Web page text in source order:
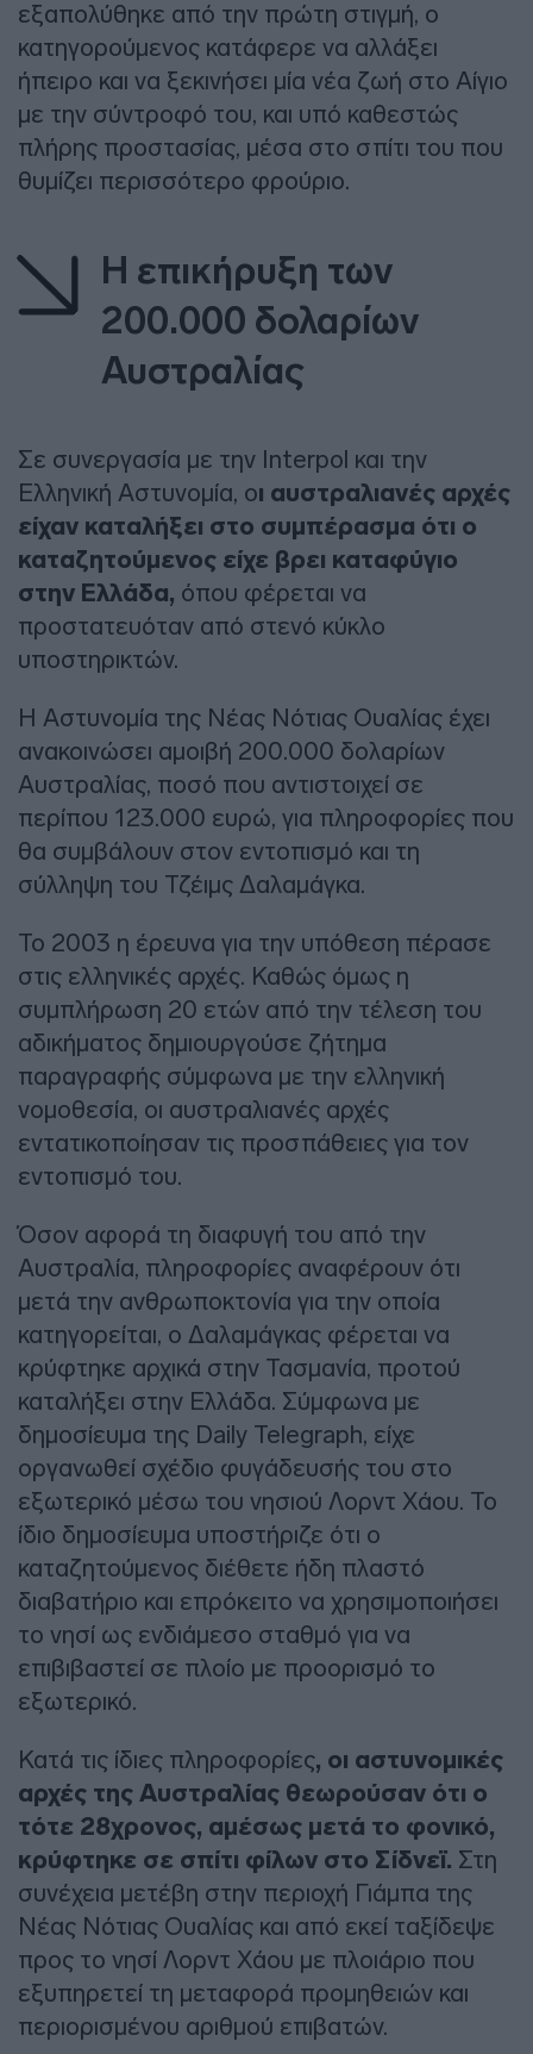
εξαπολύθηκε από την πρώτη στιγμή, ο
κατηγορούμενος κατάφερε να αλλάξει
ήπειρο και να ξεκινήσει μία νέα ζωή στο Αίγιο
με την σύντροφό του, και υπό καθεστώς
πλήρης προστασίας, μέσα στο σπίτι του που
θυμίζει περισσότερο φρούριο.
Η επικήρυξη των
200.000 δολαρίων
Αυστραλίας
Σε συνεργασία με την Interpol και την
Ελληνική Αστυνομία, οι αυστραλιανές αρχές
είχαν καταλήξει στο συμπέρασμα ότι ο
καταζητούμενος είχε βρει καταφύγιο
στην Ελλάδα, όπου φέρεται να
προστατευόταν από στενό κύκλο
υποστηρικτών.
Η Αστυνομία της Νέας Νότιας Ουαλίας έχει
ανακοινώσει αμοιβή 200.000 δολαρίων
Αυστραλίας, ποσό που αντιστοιχεί σε
περίπου 123.000 ευρώ, για πληροφορίες που
θα συμβάλουν στον εντοπισμό και τη
σύλληψη του Τζέιμς Δαλαμάγκα.
Το 2003 η έρευνα για την υπόθεση πέρασε
στις ελληνικές αρχές. Καθώς όμως η
συμπλήρωση 20 ετών από την τέλεση του
αδικήματος δημιουργούσε ζήτημα
παραγραφής σύμφωνα με την ελληνική
νομοθεσία, οι αυστραλιανές αρχές
εντατικοποίησαν τις προσπάθειες για τον
εντοπισμό του.
Όσον αφορά τη διαφυγή του από την
Αυστραλία, πληροφορίες αναφέρουν ότι
μετά την ανθρωποκτονία για την οποία
κατηγορείται, ο Δαλαμάγκας φέρεται να
κρύφτηκε αρχικά στην Τασμανία, προτού
καταλήξει στην Ελλάδα. Σύμφωνα με
δημοσίευμα της Daily Telegraph, είχε
οργανωθεί σχέδιο φυγάδευσής του στο
εξωτερικό μέσω του νησιού Λορντ Χάου. Το
ίδιο δημοσίευμα υποστήριζε ότι ο
καταζητούμενος διέθετε ήδη πλαστό
διαβατήριο και επρόκειτο να χρησιμοποιήσει
το νησί ως ενδιάμεσο σταθμό για να
επιβιβαστεί σε πλοίο με προορισμό το
εξωτερικό.
Κατά τις ίδιες πληροφορίες, οι αστυνομικές
αρχές της Αυστραλίας θεωρούσαν ότι ο
τότε 28χρονος, αμέσως μετά το φονικό,
κρύφτηκε σε σπίτι φίλων στο Σίδνεϊ. Στη
συνέχεια μετέβη στην περιοχή Γιάμπα της
Νέας Νότιας Ουαλίας και από εκεί ταξίδεψε
προς το νησί Λορντ Χάου με πλοιάριο που
εξυπηρετεί τη μεταφορά προμηθειών και
περιορισμένου αριθμού επιβατών.